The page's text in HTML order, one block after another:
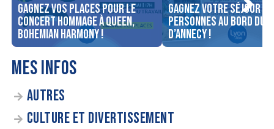
Gagnez vos places pour le
concert Hommage à Queen,
Bohemian Harmony !
Gagnez votre séjour
personnes au bord du
d’Annecy !
MES INFOS
AUTRES
CULTURE ET DIVERTISSEMENT